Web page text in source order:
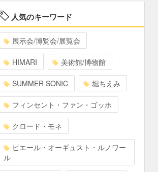
人気のキーワード
展示会/博覧会/展覧会
HIMARI 美術館/博物館
SUMMER SONIC 堀ちえみ
フィンセント・ファン・ゴッホ
クロード・モネ
ピエール・オーギュスト・ルノワー
ル